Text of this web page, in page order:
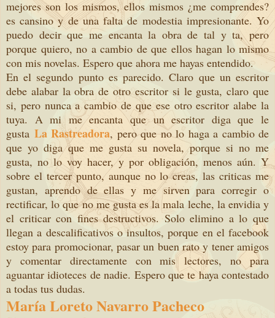
mejores son los mismos, ellos mismos ¿me comprendes?
es cansino y de una falta de modestia impresionante. Yo
puedo decir que me encanta la obra de tal y ta, pero
porque quiero, no a cambio de que ellos hagan lo mismo
con mis novelas. Espero que ahora me hayas entendido.
En el segundo punto es parecido. Claro que un escritor
debe alabar la obra de otro escritor si le gusta, claro que
si, pero nunca a cambio de que ese otro escritor alabe la
tuya. A mi me encanta que un escritor diga que le
gusta La Rastreadora, pero que no lo haga a cambio de
que yo diga que me gusta su novela, porque si no me
gusta, no lo voy hacer, y por obligación, menos aún. Y
sobre el tercer punto, aunque no lo creas, las criticas me
gustan, aprendo de ellas y me sirven para corregir o
rectificar, lo que no me gusta es la mala leche, la envidia y
el criticar con fines destructivos. Solo elimino a lo que
llegan a descalificativos o insultos, porque en el facebook
estoy para promocionar, pasar un buen rato y tener amigos
y comentar directamente con mis lectores, no para
aguantar idioteces de nadie. Espero que te haya contestado
a todas tus dudas.
María Loreto Navarro Pacheco